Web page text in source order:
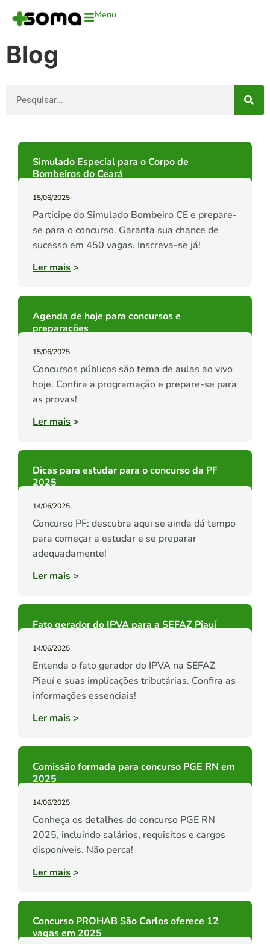
Menu
Blog
Simulado Especial para o Corpo de
Bombeiros do Ceará
15/06/2025
Participe do Simulado Bombeiro CE e prepare-
se para o concurso. Garanta sua chance de
sucesso em 450 vagas. Inscreva-se já!
Ler mais>
Agenda de hoje para concursos e
preparações
15/06/2025
Concursos públicos são tema de aulas ao vivo
hoje. Confira a programação e prepare-se para
as provas!
Ler mais>
Dicas para estudar para o concurso da PF
2025
14/06/2025
Concurso PF: descubra aqui se ainda dá tempo
para começar a estudar e se preparar
adequadamente!
Ler mais>
Fato gerador do IPVA para a SEFAZ Piauí
14/06/2025
Entenda o fato gerador do IPVA na SEFAZ
Piauí e suas implicações tributárias. Confira as
informações essenciais!
Ler mais>
Comissão formada para concurso PGE RN em
2025
14/06/2025
Conheça os detalhes do concurso PGE RN
2025, incluindo salários, requisitos e cargos
disponíveis. Não perca!
Ler mais>
Concurso PROHAB São Carlos oferece 12
vagas em 2025